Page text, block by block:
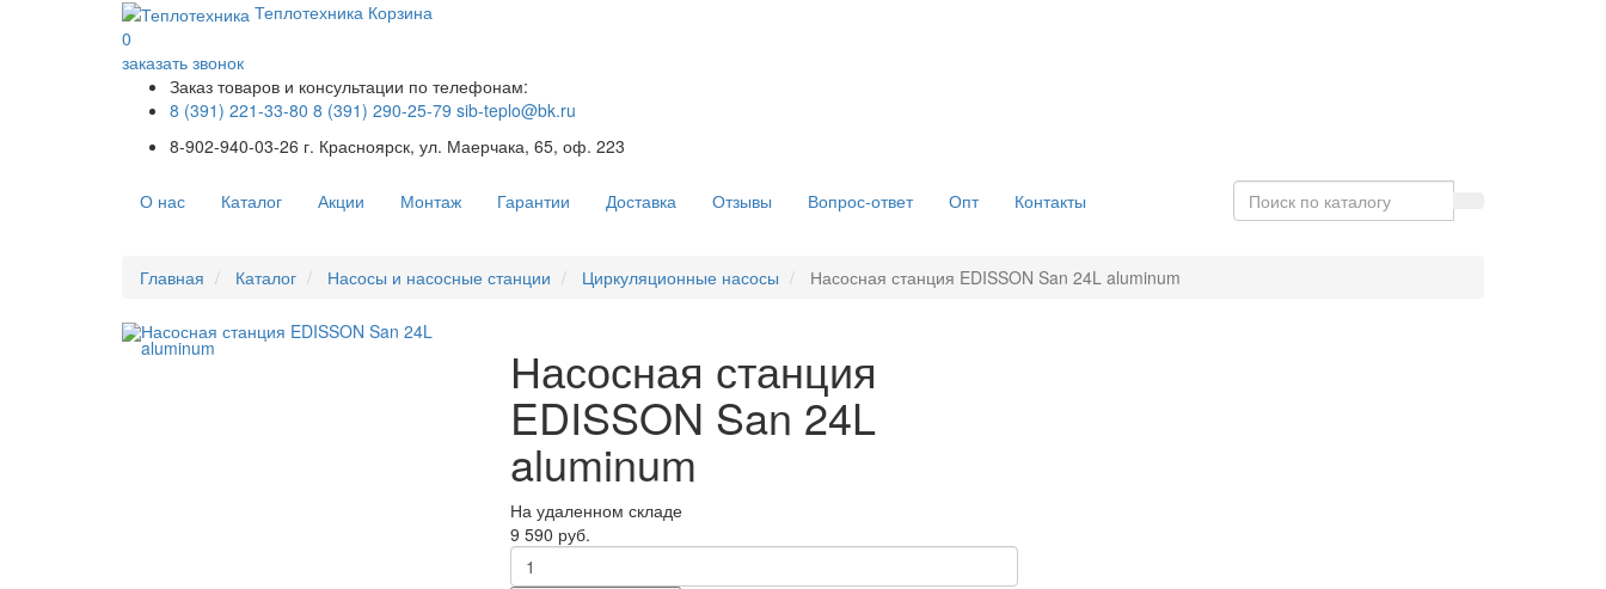
Теплотехника Корзина
0
заказать звонок
Заказ товаров и консультации по телефонам:
8 (391) 221-33-80 8 (391) 290-25-79 sib-teplo@bk.ru
8-902-940-03-26 г. Красноярск, ул. Маерчака, 65, оф. 223
О нас Каталог Акции Монтаж Гарантии Доставка Отзывы Вопрос-ответ Опт Контакты
Главная Каталог Насосы и насосные станции Циркуляционные насосы Насосная станция EDISSON San 24L aluminum
Насосная станция
EDISSON San 24L
aluminum
На удаленном складе
9 590 руб.